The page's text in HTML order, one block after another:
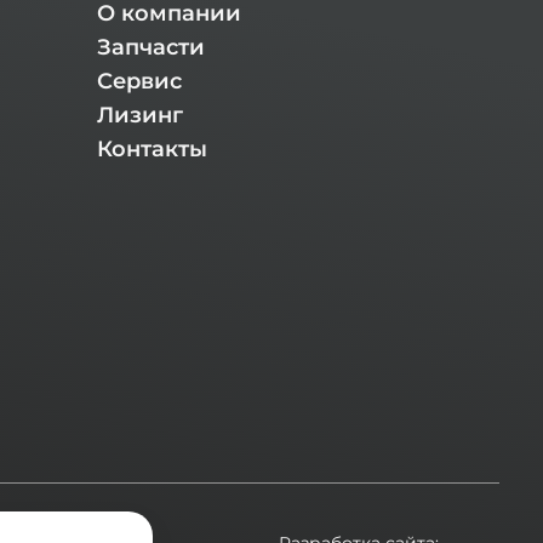
О компании
Запчасти
Сервис
Лизинг
Контакты